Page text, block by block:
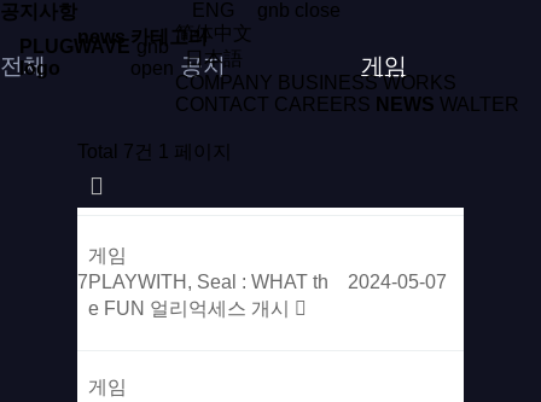
PLUGWAVE
logo
gnb
open
ENG
简体中文
日本語
gnb close
COMPANY BUSINESS WORKS
CONTACT CAREERS NEWS WALTER
공지사항
news 카테고리
전체 공지 게임
Total 7건 1 페이지
7
게임
PLAYWITH, Seal : WHAT th
e FUN 얼리억세스 개시
2024-05-07
게임